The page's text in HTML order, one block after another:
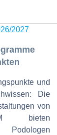
und
Die
von
bieten